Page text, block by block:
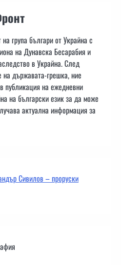
група българи от Украйна с
на Дунавска Бесарабия и
в Украйна. След
държавата-грешка, ние
публикация на ежедневни
на български език за да може
актуална информация за
Сивилов – проруски